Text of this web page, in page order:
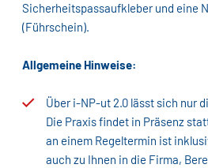
Sicherheitspassaufkleber und eine
(Führschein).
Allgemeine Hinweise:
Über i-NP-ut 2.0 lässt sich nur
Die Praxis findet in Präsenz
an einem Regeltermin ist
auch zu Ihnen in die Firma,